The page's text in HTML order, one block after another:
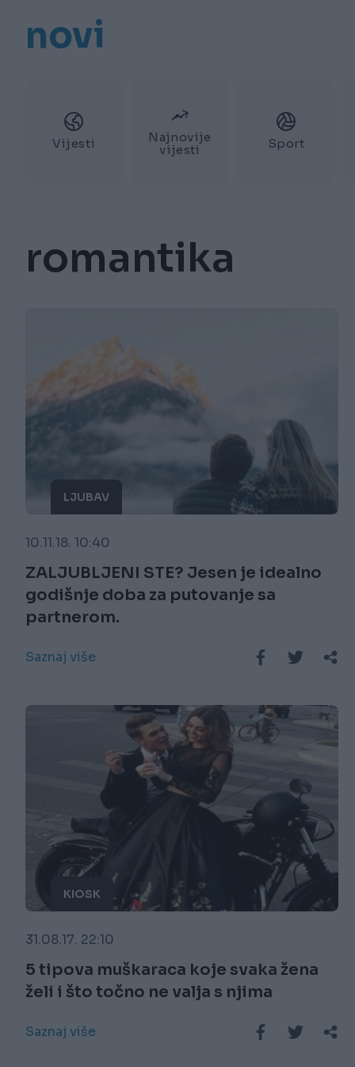
novi
Vijesti
Najnovije
vijesti
Sport
romantika
LJUBAV
10.11.18. 10:40
ZALJUBLJENI STE? Jesen je idealno
godišnje doba za putovanje sa
partnerom.
Saznaj više
KIOSK
31.08.17. 22:10
5 tipova muškaraca koje svaka žena
želi i što točno ne valja s njima
Saznaj više